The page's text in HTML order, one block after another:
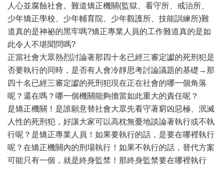
人心並腐蝕社會。難道矯正機關(監獄、看守所、戒治所、
少年矯正學校、少年輔育院、少年觀護所、技能訓練所)難
道真的是神祕的黑牢嗎?矯正專業人員的工作難道真的是如
此令人不堪聞問嗎?
正當社會大眾熱烈討論著那四十名已經三審定讞的死刑犯是
否要執行的同時，是否有人會冷靜思考討論議題的基礎→那
四十名已經三審定讞的死刑犯現在正在社會的哪一個角落
呢？還在嗎？哪一個機關能夠擔當如此重大的責任呢？
是矯正機關！是誰願意替社會大眾先看守著窮凶惡極、泯滅
人性的死刑犯，好讓大家可以高枕無憂地談論著執行或不執
行呢？是矯正專業人員！如果要執行的話，是要在哪裡執行
呢？在矯正機關內的刑場執行！如果不執行的話，替代方案
可能只有一個，就是終身監禁！那終身監禁要在哪裡執行